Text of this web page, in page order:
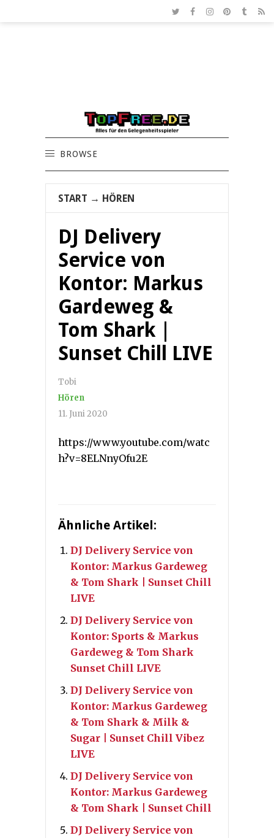
BROWSE
START → HÖREN
DJ Delivery
Service von
Kontor: Markus
Gardeweg &
Tom Shark |
Sunset Chill LIVE
Tobi
Hören
11. Juni 2020
https://www.youtube.com/watc
h?v=8ELNnyOfu2E
Ähnliche Artikel:
DJ Delivery Service von
Kontor: Markus Gardeweg
& Tom Shark | Sunset Chill
LIVE
DJ Delivery Service von
Kontor: Sports & Markus
Gardeweg & Tom Shark
Sunset Chill LIVE
DJ Delivery Service von
Kontor: Markus Gardeweg
& Tom Shark & Milk &
Sugar | Sunset Chill Vibez
LIVE
DJ Delivery Service von
Kontor: Markus Gardeweg
& Tom Shark | Sunset Chill
DJ Delivery Service von